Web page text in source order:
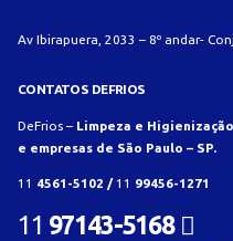
Av Ibirapuera, 2033 – 8º andar-
CONTATOS DEFRIOS
DeFrios – Limpeza e
e empresas de São Paulo – SP.
11 4561-5102 / 11 99456-1271
11 97143-5168